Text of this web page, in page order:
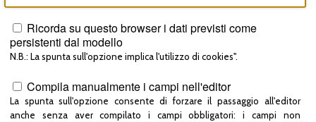
Ricorda su questo browser i dati previsti come
persistenti dal modello
N.B.: La spunta sull'opzione implica l'utilizzo di cookies".
Compila manualmente i campi nell'editor
La spunta sull'opzione consente di forzare il passaggio all'editor
anche senza aver compilato i campi obbligatori: i campi non